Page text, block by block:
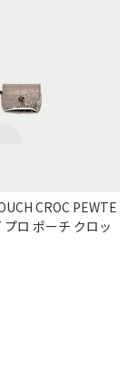
CROC PEWTE
ロ ポーチ クロッ